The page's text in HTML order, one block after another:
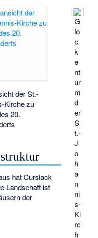
G
lo
c
k
e
nt
ur
m
d
er
S
t.-
J
o
h
a
n
ni
s-
Ki
rc
h
der St.-
Kirche zu
20.
hat Curslack
Landschaft ist
der